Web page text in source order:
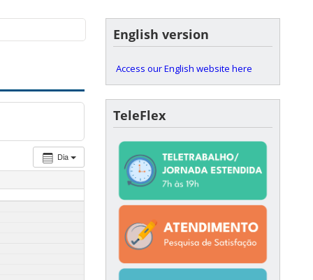
Dia
English version
Access our English website here
TeleFlex